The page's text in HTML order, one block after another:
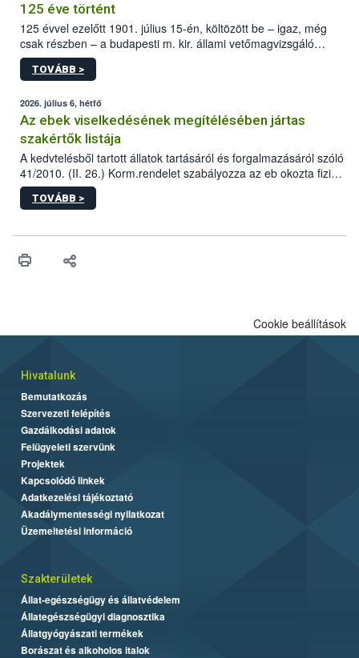
125 éve történt
125 évvel ezelőtt 1901. július 15-én, költözött be – igaz, még
csak részben – a budapesti m. kir. állami vetőmagvizsgáló
állomás a Kis Rókus utca 15. szám alatti, Czigler Győző által
tervezett új épületébe.
TOVÁBB >
2026. július 6, hétfő
Az ebek viselkedésének megítélésében jártas
szakértők listája
A kedvtelésből tartott állatok tartásáról és forgalmazásáról szóló
41/2010. (II. 26.) Korm.rendelet szabályozza az eb okozta fizikai
sérülés, illetve ennek veszélye keletkezésekor felmerülő
hatósági feladatokat, valamint a veszélyes eb tartását és annak
vonni az ebek viselkedésének megítélésében jártas szakértőt.
TOVÁBB >
Cookie beállítások
Hivatalunk
Bemutatkozás
Szervezeti felépítés
Gazdálkodási adatok
Felügyeleti szervünk
Projektek
Kapcsolódó linkek
Adatkezelési tájékoztató
Akadálymentességi nyilatkozat
Üzemeltetési információ
Szakterületek
Állat-egészségügy és állatvédelem
Állategészségügyi diagnosztika
Állatgyógyászati termékek
Borászat és alkoholos italok